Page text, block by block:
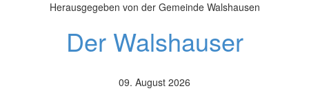
Herausgegeben von der Gemeinde Walshausen
Der Walshauser
09. August 2026